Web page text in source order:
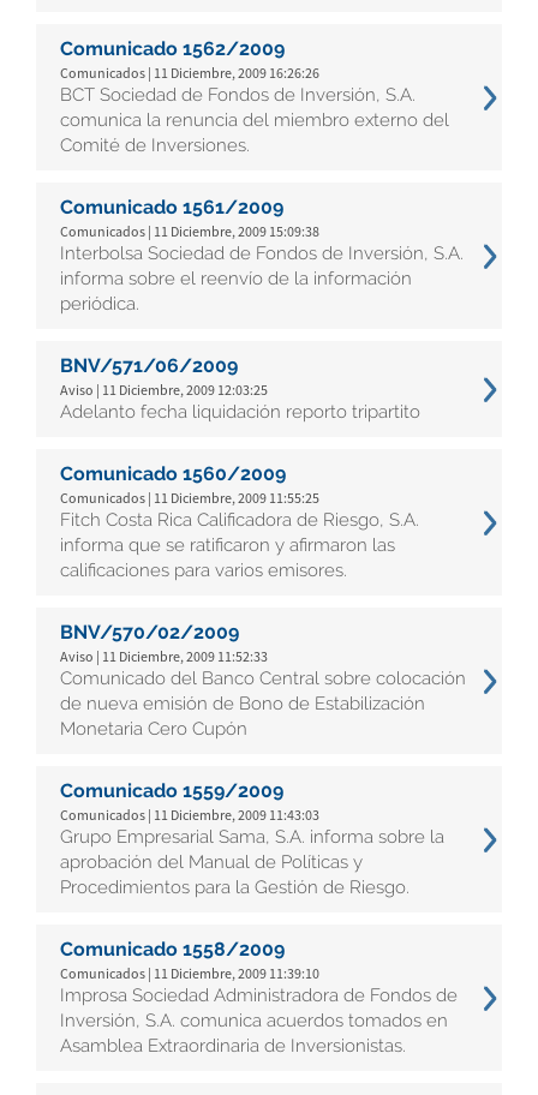
Comunicado 1562/2009
Comunicados | 11 Diciembre, 2009 16:26:26
BCT Sociedad de Fondos de Inversión, S.A.
comunica la renuncia del miembro externo del
Comité de Inversiones.
Comunicado 1561/2009
Comunicados | 11 Diciembre, 2009 15:09:38
Interbolsa Sociedad de Fondos de Inversión, S.A.
informa sobre el reenvío de la información
periódica.
BNV/571/06/2009
Aviso | 11 Diciembre, 2009 12:03:25
Adelanto fecha liquidación reporto tripartito
Comunicado 1560/2009
Comunicados | 11 Diciembre, 2009 11:55:25
Fitch Costa Rica Calificadora de Riesgo, S.A.
informa que se ratificaron y afirmaron las
calificaciones para varios emisores.
BNV/570/02/2009
Aviso | 11 Diciembre, 2009 11:52:33
Comunicado del Banco Central sobre colocación
de nueva emisión de Bono de Estabilización
Monetaria Cero Cupón
Comunicado 1559/2009
Comunicados | 11 Diciembre, 2009 11:43:03
Grupo Empresarial Sama, S.A. informa sobre la
aprobación del Manual de Políticas y
Procedimientos para la Gestión de Riesgo.
Comunicado 1558/2009
Comunicados | 11 Diciembre, 2009 11:39:10
Improsa Sociedad Administradora de Fondos de
Inversión, S.A. comunica acuerdos tomados en
Asamblea Extraordinaria de Inversionistas.